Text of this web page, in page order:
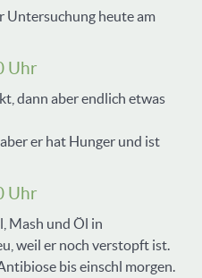
Untersuchung heute am
Uhr
dann aber endlich etwas
er hat Hunger und ist
Uhr
Mash und Öl in
weil er noch verstopft ist.
bis einschl morgen.